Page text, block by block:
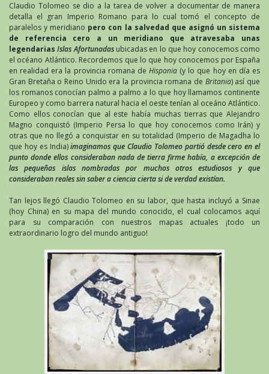
Claudio Tolomeo se dio a la tarea de volver a documentar de manera
detalla el gran Imperio Romano para lo cual tomó el concepto de
paralelos y meridiano pero con la salvedad que asignó un sistema
de referencia cero a un meridiano que atravesaba unas
legendariasIslas Afortunadas ubicadas en lo que hoy conocemos como
el océano Atlántico. Recordemos que lo que hoy conocemos por España
en realidad era la provincia romana de Hispania (y lo que hoy en día es
Gran Bretaña o Reino Unido era la provincia romana de Britania) así que
los romanos conocían palmo a palmo a lo que hoy llamamos continente
Europeo y como barrera natural hacia el oeste tenían al oceáno Atlántico.
Como ellos conocían que al este había muchas tierras que Alejandro
Magno conquistó (Imperio Persa lo que hoy conocemos como Irán) y
otras que no llegó a conquistar en su totalidad (Imperio de Magadha lo
que hoy es India)imaginamos que Claudio Tolomeo partió desde cero en el
punto donde ellos consideraban nada de tierra firme había, a excepción de
las pequeñas islas nombradas por muchos otros estudiosos y que
consideraban reales sin saber a ciencia cierta si de verdad existían.
Tan lejos llegó Claudio Tolomeo en su labor, que hasta incluyó a Sinae
(hoy China) en su mapa del mundo conocido, el cual colocamos aquí
para su comparación con nuestros mapas actuales ¡todo un
extraordinario logro del mundo antiguo!